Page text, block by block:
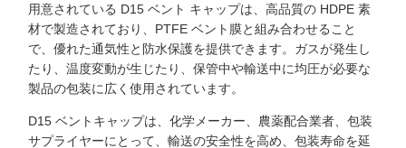
用意されている D15 ベント キャップは、高品質の HDPE 素
材で製造されており、PTFE ベント膜と組み合わせること
で、優れた通気性と防水保護を提供できます。ガスが発生し
たり、温度変動が生じたり、保管中や輸送中に均圧が必要な
製品の包装に広く使用されています。
D15 ベントキャップは、化学メーカー、農薬配合業者、包装
サプライヤーにとって、輸送の安全性を高め、包装寿命を延